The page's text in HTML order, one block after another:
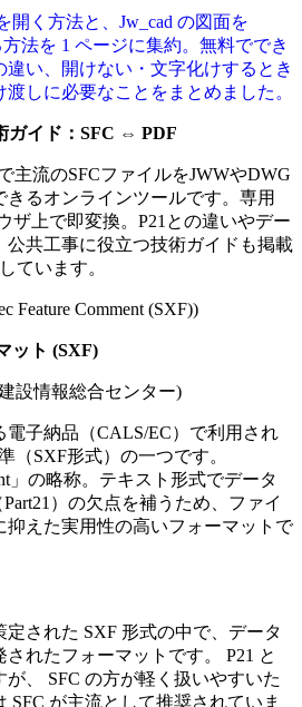
開く方法と、Jw_cad の図面を
法を 1 ページに集約。無料ででき
違い、開けない・文字化けするとき
しに必要なことをまとめました。
ガイド： SFC ⇔ PDF
主流のSFCファイルをJWWやDWG
るオンラインツールです。専用
ザ上で即変換。P21との違いやデー
公共工事に役立つ技術ガイドも掲載
しています。
Feature Comment (SXF))
ット (SXF)
設情報総合センター)
電子納品（CALS/EC）で利用され
（SXF形式）の一つです。
」の略称。テキスト形式でデータ
）の欠点を補うため、ファイ
抑えた実用性の高いフォーマットで
定された SXF 形式の中で、データ
れたフォーマットです。 P21 と
、 SFC の方が軽く扱いやすいた
SFC が主流として推奨されていま